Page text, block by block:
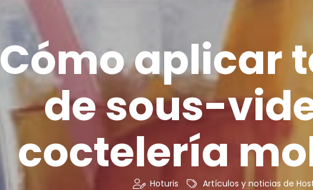
Cómo aplicar
de sous-
coctelería
Hoturis Artículos y noticias de